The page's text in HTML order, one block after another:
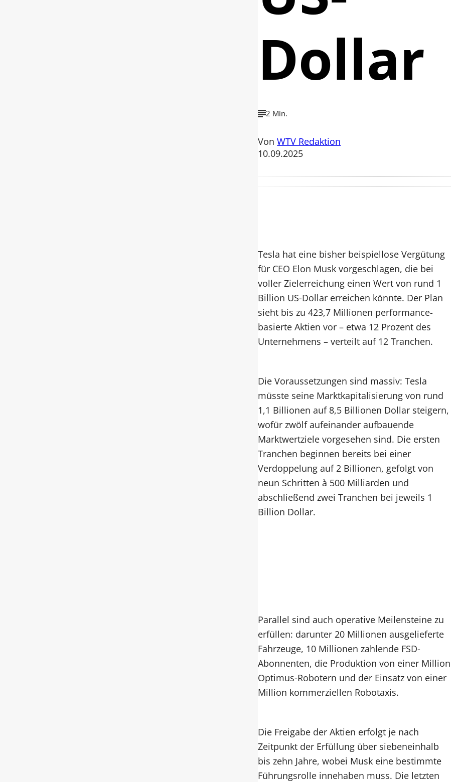
Dollar
2 Min.
VonWTV Redaktion
10.09.2025
Tesla hat eine bisher beispiellose Vergütung
für CEO Elon Musk vorgeschlagen, die bei
voller Zielerreichung einen Wert von rund 1
Billion US-Dollar erreichen könnte. Der Plan
sieht bis zu 423,7 Millionen performance-
basierte Aktien vor – etwa 12 Prozent des
Unternehmens – verteilt auf 12 Tranchen.
Die Voraussetzungen sind massiv: Tesla
müsste seine Marktkapitalisierung von rund
1,1 Billionen auf 8,5 Billionen Dollar steigern,
wofür zwölf aufeinander aufbauende
Marktwertziele vorgesehen sind. Die ersten
Tranchen beginnen bereits bei einer
Verdoppelung auf 2 Billionen, gefolgt von
neun Schritten à 500 Milliarden und
abschließend zwei Tranchen bei jeweils 1
Billion Dollar.
Parallel sind auch operative Meilensteine zu
erfüllen: darunter 20 Millionen ausgelieferte
Fahrzeuge, 10 Millionen zahlende FSD-
Abonnenten, die Produktion von einer Million
Optimus-Robotern und der Einsatz von einer
Million kommerziellen Robotaxis.
Die Freigabe der Aktien erfolgt je nach
Zeitpunkt der Erfüllung über siebeneinhalb
bis zehn Jahre, wobei Musk eine bestimmte
Führungsrolle innehaben muss. Die letzten